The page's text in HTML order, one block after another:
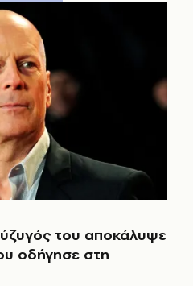
του αποκάλυψε
οδήγησε στη